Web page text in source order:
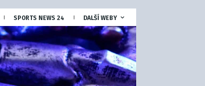
SPORTS NEWS 24 DALŠÍ WEBY